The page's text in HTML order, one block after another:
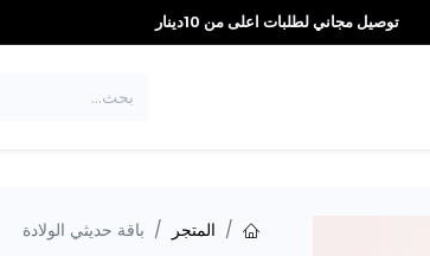
توصيل مجاني لطلبات اعلى من 10دينار
المتجر باقة حديثي الولادة